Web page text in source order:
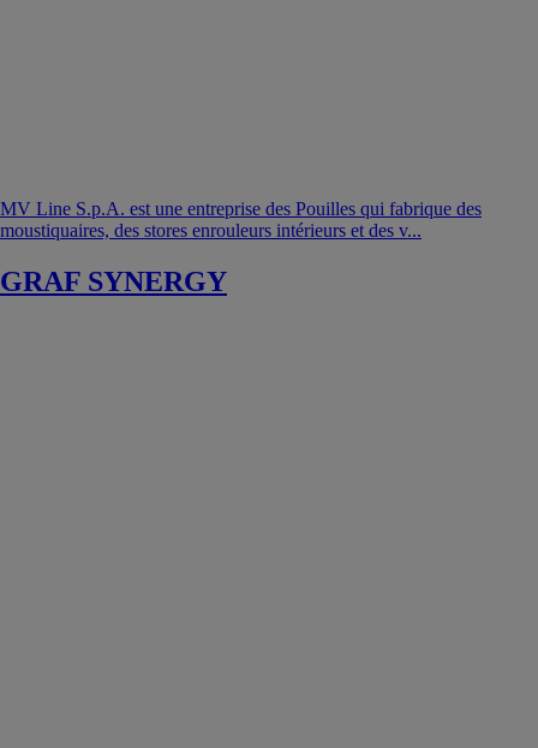
MV Line S.p.A. est une entreprise des Pouilles qui fabrique des
moustiquaires, des stores enrouleurs intérieurs et des v...
GRAF SYNERGY